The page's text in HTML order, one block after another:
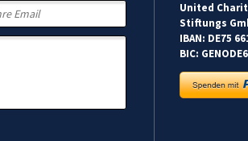
United
Stiftungs
IBAN: DE75
BIC: